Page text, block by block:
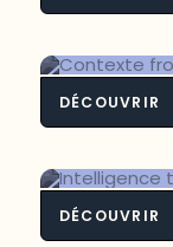
DÉCOUVRIR
DÉCOUVRIR